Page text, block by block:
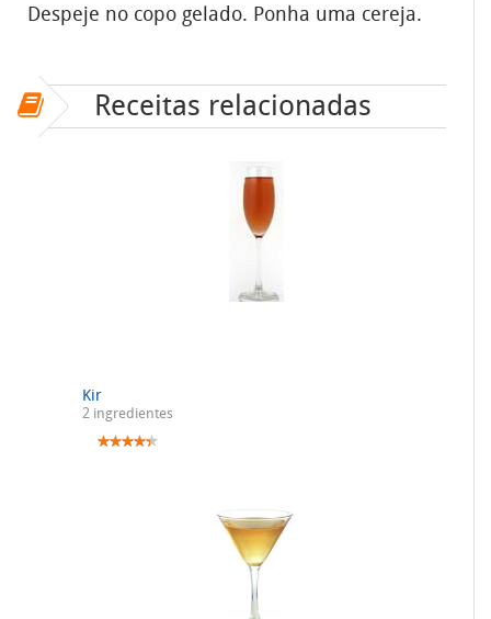
Despeje no copo gelado. Ponha uma cereja.
Receitas relacionadas
Kir
2 ingredientes